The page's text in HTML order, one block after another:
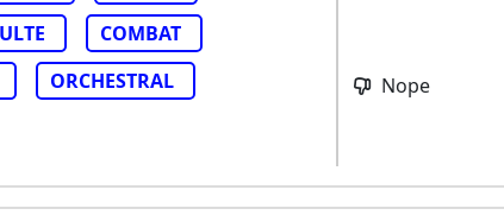
COMBAT
ORCHESTRAL
Nope